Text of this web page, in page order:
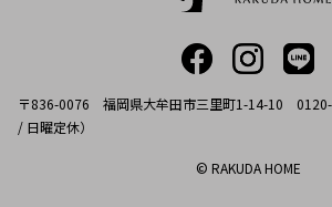
〒836-0076 福岡県大牟田市三里町1-14-10
/ 日曜定休）
© RAKUDA HOME